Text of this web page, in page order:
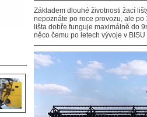
Základem dlouhé životnosti žací
nepoznáte po roce provozu, ale
lišta dobře funguje maximálně do
něco čemu po letech vývoje v